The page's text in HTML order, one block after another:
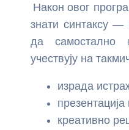
Након овог
знати синтаксу —
да самостално
учествују на
израда
презентација
креативно